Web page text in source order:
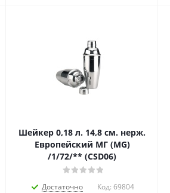
Шейкер 0,18 л. 14,8 см. нерж.
Европейский МГ (MG)
/1/72/** (CSD06)
Достаточно Код: 69804